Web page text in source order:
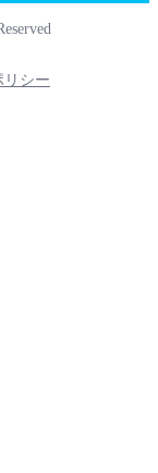
リシー